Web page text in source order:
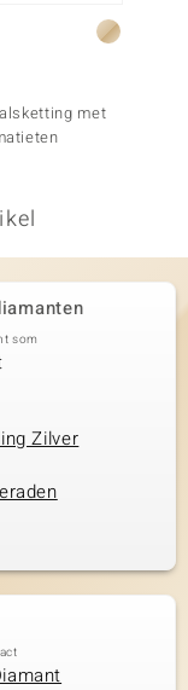
met
som
Zilver